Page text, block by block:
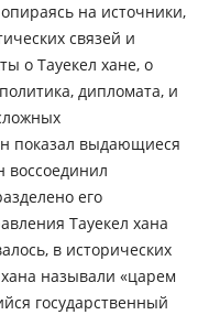
на источники,
связей и
о Тауекел хане, о
дипломата, и
показал выдающиеся
воссоединил
его
Тауекел хана
в исторических
называли «царем
государственный